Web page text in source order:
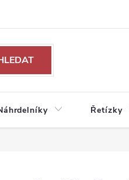
Řetízky